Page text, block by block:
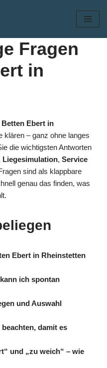
Fragen
in
Betten Ebert in
klären – ganz ohne langes
die wichtigsten Antworten
Liegesimulation, Service
sind als klappbare
genau das finden, was
Ebert in Rheinstetten
ich spontan
und Auswahl
damit es
und „zu weich“ – wie